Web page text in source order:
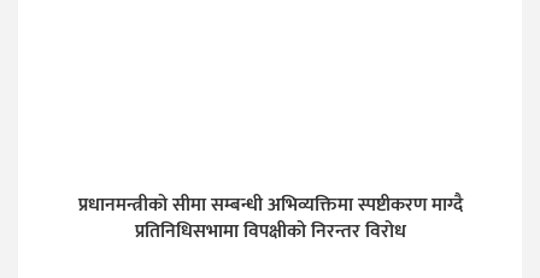
प्रधानमन्त्रीको सीमा सम्बन्धी अभिव्यक्तिमा स्पष्टीकरण माग्दै
प्रतिनिधिसभामा विपक्षीको निरन्तर विरोध